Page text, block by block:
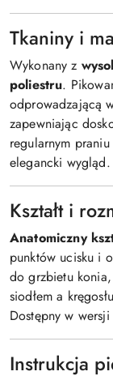
Tkaniny i
Wykonany z
poliestru.
odprowadzającą
zapewniając
regularnym
elegancki wygląd.
Kształt i
Anatomiczny
punktów ucisku i
do grzbietu
siodłem a
Dostępny w wersji
Instrukcja